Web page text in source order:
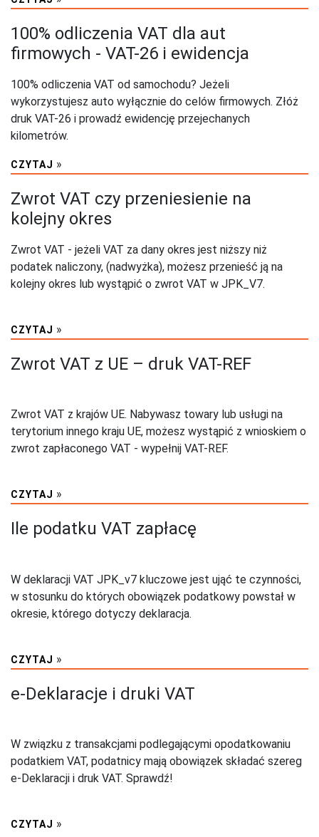
100% odliczenia VAT dla aut
firmowych - VAT-26 i ewidencja
100% odliczenia VAT od samochodu? Jeżeli
wykorzystujesz auto wyłącznie do celów firmowych. Złóż
druk VAT-26 i prowadź ewidencję przejechanych
kilometrów.
CZYTAJ »
Zwrot VAT czy przeniesienie na
kolejny okres
Zwrot VAT - jeżeli VAT za dany okres jest niższy niż
podatek naliczony, (nadwyżka), możesz przenieść ją na
kolejny okres lub wystąpić o zwrot VAT w JPK_V7.
CZYTAJ »
Zwrot VAT z UE – druk VAT-REF
Zwrot VAT z krajów UE. Nabywasz towary lub usługi na
terytorium innego kraju UE, możesz wystąpić z wnioskiem o
zwrot zapłaconego VAT - wypełnij VAT-REF.
CZYTAJ »
Ile podatku VAT zapłacę
W deklaracji VAT JPK_v7 kluczowe jest ująć te czynności,
w stosunku do których obowiązek podatkowy powstał w
okresie, którego dotyczy deklaracja.
CZYTAJ »
e-Deklaracje i druki VAT
W związku z transakcjami podlegającymi opodatkowaniu
podatkiem VAT, podatnicy mają obowiązek składać szereg
e-Deklaracji i druk VAT. Sprawdź!
CZYTAJ »